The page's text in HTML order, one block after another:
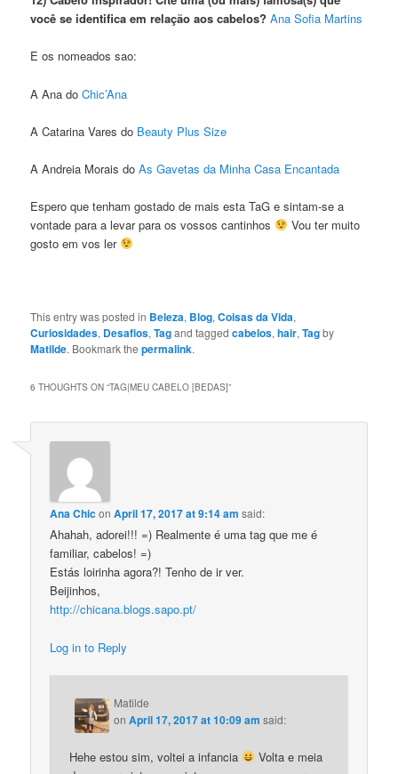
você se identifica em relação aos cabelos?Ana Sofia Martins
E os nomeados sao:
A Ana doChic’Ana
A Catarina Vares do Beauty Plus Size
A Andreia Morais doAs Gavetas da Minha Casa Encantada
Espero que tenham gostado de mais esta TaG e sintam-se a
vontade para a levar para os vossos cantinhos
Vou ter muito
gosto em vos ler
This entry was posted in Beleza, Blog,Coisas da Vida,
Curiosidades, Desafios,Tagand taggedcabelos,hair,Tagby
Matilde. Bookmark thepermalink.
6 THOUGHTS ON “TAG|MEU CABELO [BEDAS]”
Ana ChiconApril 17, 2017 at 9:14 am said:
Ahahah, adorei!!! =) Realmente é uma tag que me é
familiar, cabelos! =)
Estás loirinha agora?! Tenho de ir ver.
Beijinhos,
http://chicana.blogs.sapo.pt/
Log in to Reply
Matilde
onApril 17, 2017 at 10:09 am said:
Hehe estou sim, voltei a infancia
Volta e meia